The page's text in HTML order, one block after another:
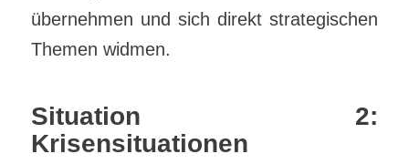
übernehmen und sich direkt strategischen
Themen widmen.
Situation 2:
Krisensituationen